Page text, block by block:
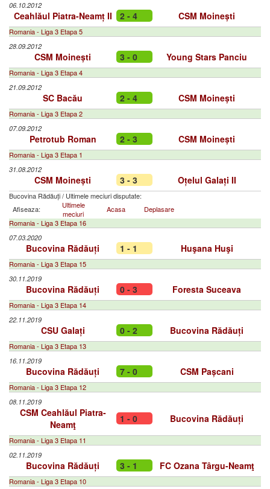
06.10.2012
Ceahlăul Piatra-Neamț II 2 - 4 CSM Moinești
Romania - Liga 3 Etapa 5
28.09.2012
CSM Moinești 3 - 0 Young Stars Panciu
Romania - Liga 3 Etapa 4
21.09.2012
SC Bacău 2 - 4 CSM Moinești
Romania - Liga 3 Etapa 2
07.09.2012
Petrotub Roman 2 - 3 CSM Moinești
Romania - Liga 3 Etapa 1
31.08.2012
CSM Moinești 3 - 3 Oțelul Galați II
Bucovina Rădăuți/ Ultimele meciuri disputate:
Afiseaza:
Ultimele
meciuri
Acasa
Deplasare
Romania - Liga 3 Etapa 16
07.03.2020
Bucovina Rădăuți 1 - 1 Huşana Huşi
Romania - Liga 3 Etapa 15
30.11.2019
Bucovina Rădăuți 0 - 3 Foresta Suceava
Romania - Liga 3 Etapa 14
22.11.2019
CSU Galați 0 - 2 Bucovina Rădăuți
Romania - Liga 3 Etapa 13
16.11.2019
Bucovina Rădăuți 7 - 0 CSM Pașcani
Romania - Liga 3 Etapa 12
08.11.2019
CSM Ceahlăul Piatra-
Neamţ
1 - 0 Bucovina Rădăuți
Romania - Liga 3 Etapa 11
02.11.2019
Bucovina Rădăuți 3 - 1 FC Ozana Târgu-Neamţ
Romania - Liga 3 Etapa 10